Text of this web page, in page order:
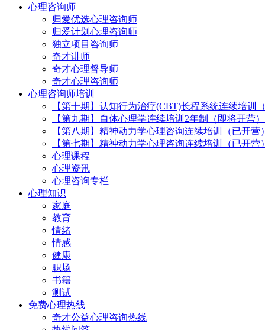
心理咨询师
归爱优选心理咨询师
归爱计划心理咨询师
独立项目咨询师
奇才讲师
奇才心理督导师
奇才心理咨询师
心理咨询师培训
【第十期】认知行为治疗(CBT)长程系统连续培训
【第九期】自体心理学连续培训2年制（即将开营）
【第八期】精神动力学心理咨询连续培训（已开营）
【第七期】精神动力学心理咨询连续培训（已开营）
心理课程
心理资讯
心理咨询专栏
心理知识
家庭
教育
情绪
情感
健康
职场
书籍
测试
免费心理热线
奇才公益心理咨询热线